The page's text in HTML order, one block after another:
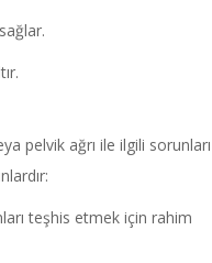
pelvik ağrı ile ilgili sorunları
teşhis etmek için rahim